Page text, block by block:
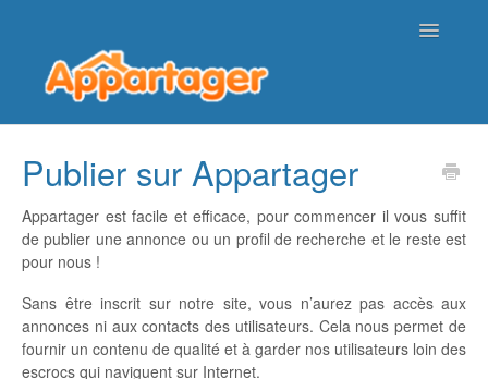
Toggle
Publier sur Appartager
Appartager est facile et efficace, pour commencer il vous suffit
de publier une annonce ou un profil de recherche et le reste est
pour nous !
Sans être inscrit sur notre site, vous n’aurez pas accès aux
annonces ni aux contacts des utilisateurs. Cela nous permet de
fournir un contenu de qualité et à garder nos utilisateurs loin des
escrocs qui naviguent sur Internet.